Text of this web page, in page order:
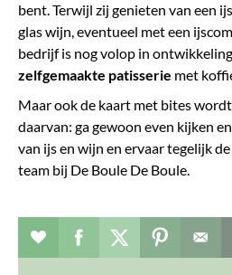
bent. Terwijl zij genieten van een
glas wijn, eventueel met een
bedrijf is nog volop in
zelfgemaakte patisserie met
Maar ook de kaart met bites
daarvan: ga gewoon even kijken
van ijs en wijn en ervaar tegelijk
team bij De Boule De Boule.
Verhaal toevoegen aan
Deel dit op facebook
Deel dit opDeel dit